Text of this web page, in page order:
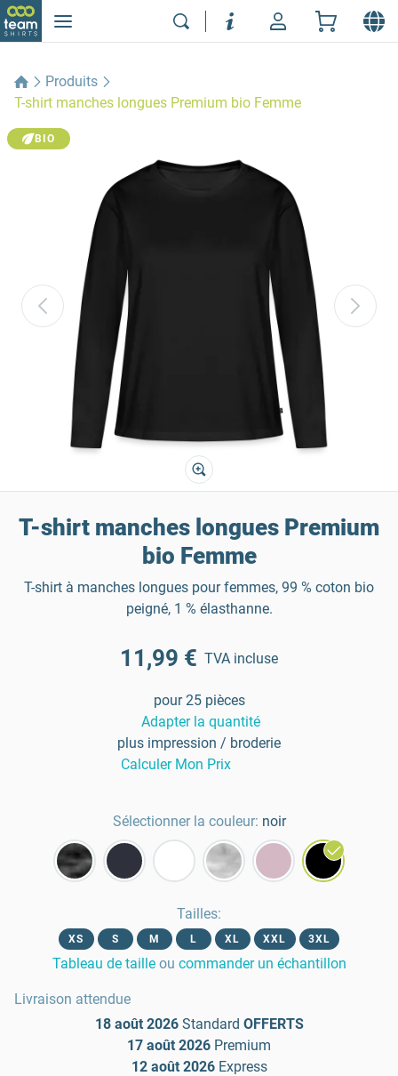
Produits
T-shirt manches longues Premium bio Femme
BIO
T-shirt manches longues Premium
bio Femme
T-shirt à manches longues pour femmes, 99 % coton bio
peigné, 1 % élasthanne.
11,99 € TVA incluse
pour 25 pièces
Adapter la quantité
plus impression / broderie
Calculer Mon Prix
Sélectionner la couleur: noir
Tailles:
XS S M L XL XXL 3XL
Tableau de taille ou commander un échantillon
Livraison attendue
18 août 2026 Standard OFFERTS
17 août 2026 Premium
12 août 2026 Express